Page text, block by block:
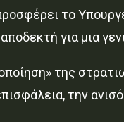
το
για μια
της
την